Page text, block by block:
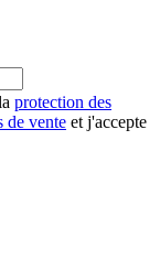
protection des
de vente et j'accepte